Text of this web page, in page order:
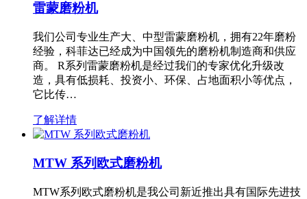
雷蒙磨粉机
我们公司专业生产大、中型雷蒙磨粉机，拥有22年磨粉
经验，科菲达已经成为中国领先的磨粉机制造商和供应
商。 R系列雷蒙磨粉机是经过我们的专家优化升级改
造，具有低损耗、投资小、环保、占地面积小等优点，
它比传…
了解详情
MTW 系列欧式磨粉机
MTW系列欧式磨粉机是我公司新近推出具有国际先进技